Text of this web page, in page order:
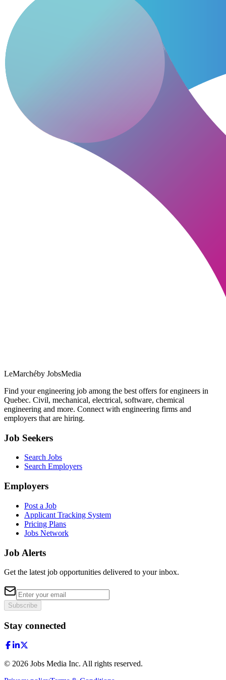
LeMarchéby JobsMedia
Find your engineering job among the best offers for engineers in
Quebec. Civil, mechanical, electrical, software, chemical
engineering and more. Connect with engineering firms and
employers that are hiring.
Job Seekers
Search Jobs
Search Employers
Employers
Post a Job
Applicant Tracking System
Pricing Plans
Jobs Network
Job Alerts
Get the latest job opportunities delivered to your inbox.
Subscribe
Stay connected
© 2026 Jobs Media Inc. All rights reserved.